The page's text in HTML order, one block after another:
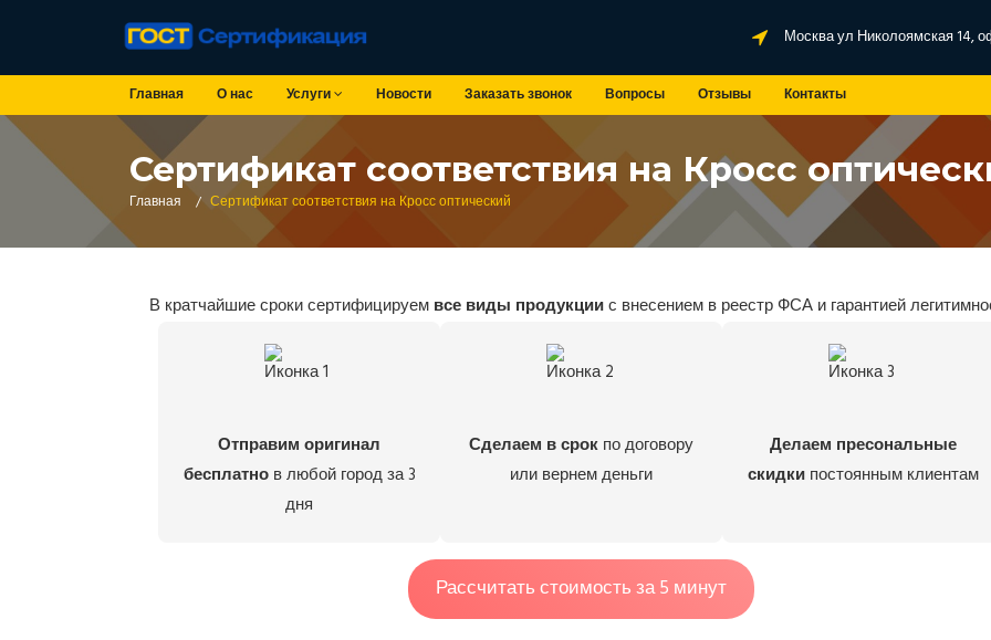
Москва ул Николоямская 14,
Главная О нас Услуги Новости Заказать звонок Вопросы Отзывы Контакты
Сертификат соответствия на Кросс
Главная / Сертификат соответствия на Кросс оптический
В кратчайшие сроки сертифицируем все виды продукциис внесением в реестр ФСА и гарантией
Отправим оригинал
бесплатнов любой город за 3
дня
Сделаем в срок по договору
или вернем деньги
Делаем пресональные
скидки постоянным клиентам
Рассчитать стоимость за 5 минут